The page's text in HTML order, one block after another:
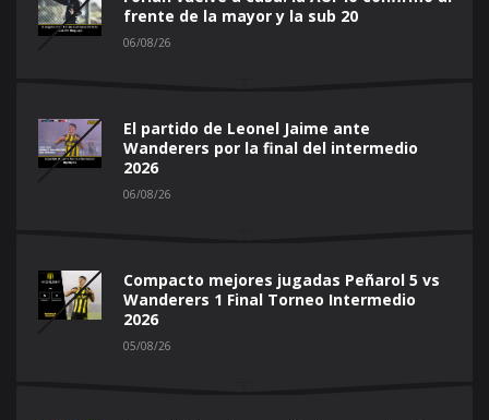
frente de la mayor y la sub 20
06/08/26
El partido de Leonel Jaime ante
Wanderers por la final del intermedio
2026
06/08/26
Compacto mejores jugadas Peñarol 5 vs
Wanderers 1 Final Torneo Intermedio
2026
05/08/26